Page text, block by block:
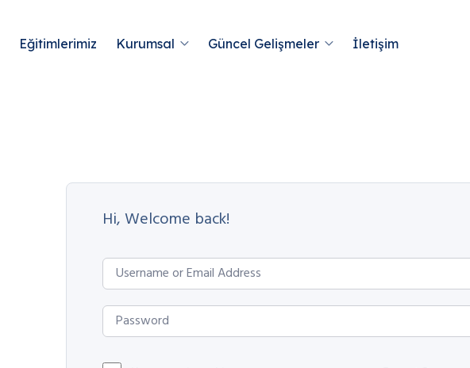
Eğitimlerimiz Kurumsal Güncel Gelişmeler İletişim
Hi, Welcome back!